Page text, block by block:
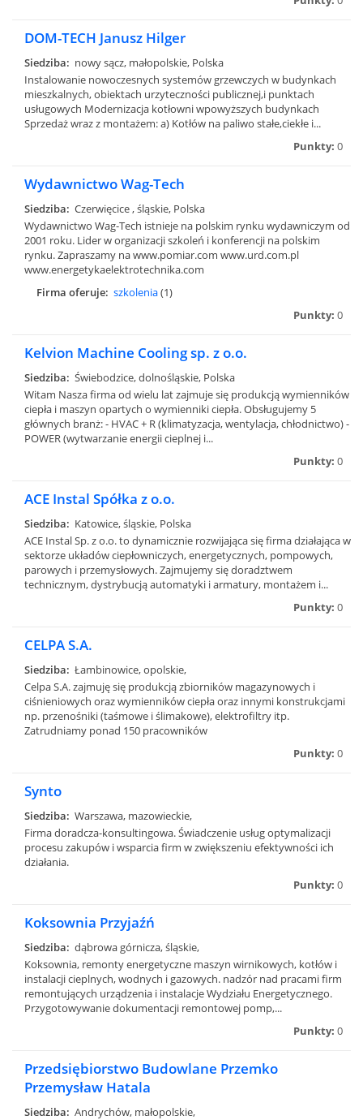
DOM-TECH Janusz Hilger
Siedziba: nowy sącz, małopolskie, Polska
Instalowanie nowoczesnych systemów grzewczych w budynkach
mieszkalnych, obiektach urzyteczności publicznej,i punktach
usługowych Modernizacja kotłowni wpowyższych budynkach
Sprzedaż wraz z montażem: a) Kotłów na paliwo stałe,ciekłe i...
Punkty: 0
Wydawnictwo Wag-Tech
Siedziba: Czerwięcice , śląskie, Polska
Wydawnictwo Wag-Tech istnieje na polskim rynku wydawniczym od
2001 roku. Lider w organizacji szkoleń i konferencji na polskim
rynku. Zapraszamy na www.pomiar.com www.urd.com.pl
www.energetykaelektrotechnika.com
Firma oferuje: szkolenia(1)
Punkty: 0
Kelvion Machine Cooling sp. z o.o.
Siedziba: Świebodzice, dolnośląskie, Polska
Witam Nasza firma od wielu lat zajmuje się produkcją wymienników
ciepła i maszyn opartych o wymienniki ciepła. Obsługujemy 5
głównych branż: - HVAC + R (klimatyzacja, wentylacja, chłodnictwo) -
POWER (wytwarzanie energii cieplnej i...
Punkty: 0
ACE Instal Spółka z o.o.
Siedziba: Katowice, śląskie, Polska
ACE Instal Sp. z o.o. to dynamicznie rozwijająca się firma działająca w
sektorze układów ciepłowniczych, energetycznych, pompowych,
parowych i przemysłowych. Zajmujemy się doradztwem
technicznym, dystrybucją automatyki i armatury, montażem i...
Punkty: 0
CELPA S.A.
Siedziba: Łambinowice, opolskie,
Celpa S.A. zajmuję się produkcją zbiorników magazynowych i
ciśnieniowych oraz wymienników ciepła oraz innymi konstrukcjami
np. przenośniki (taśmowe i ślimakowe), elektrofiltry itp.
Zatrudniamy ponad 150 pracowników
Punkty: 0
Synto
Siedziba: Warszawa, mazowieckie,
Firma doradcza-konsultingowa. Świadczenie usług optymalizacji
procesu zakupów i wsparcia firm w zwiększeniu efektywności ich
działania.
Punkty: 0
Koksownia Przyjaźń
Siedziba: dąbrowa górnicza, śląskie,
Koksownia, remonty energetyczne maszyn wirnikowych, kotłów i
instalacji cieplnych, wodnych i gazowych. nadzór nad pracami firm
remontujących urządzenia i instalacje Wydziału Energetycznego.
Przygotowywanie dokumentacji remontowej pomp,...
Punkty: 0
Przedsiębiorstwo Budowlane Przemko
Przemysław Hatala
Siedziba: Andrychów, małopolskie,